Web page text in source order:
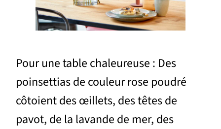
Pour une table chaleureuse : Des
poinsettias de couleur rose poudré
côtoient des œillets, des têtes de
pavot, de la lavande de mer, des